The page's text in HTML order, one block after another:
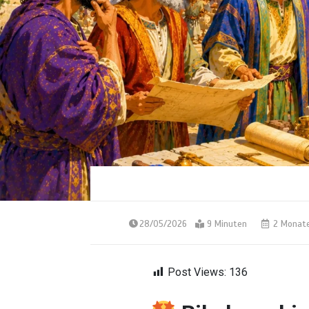
28/05/2026 9 Minuten 2
Post Views: 136